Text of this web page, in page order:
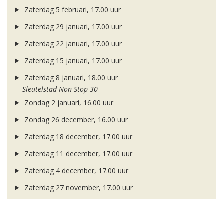
Zaterdag 5 februari, 17.00 uur
Zaterdag 29 januari, 17.00 uur
Zaterdag 22 januari, 17.00 uur
Zaterdag 15 januari, 17.00 uur
Zaterdag 8 januari, 18.00 uur
Sleutelstad Non-Stop 30
Zondag 2 januari, 16.00 uur
Zondag 26 december, 16.00 uur
Zaterdag 18 december, 17.00 uur
Zaterdag 11 december, 17.00 uur
Zaterdag 4 december, 17.00 uur
Zaterdag 27 november, 17.00 uur